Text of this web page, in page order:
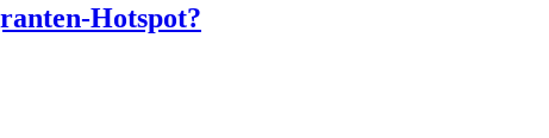
Hotspot?